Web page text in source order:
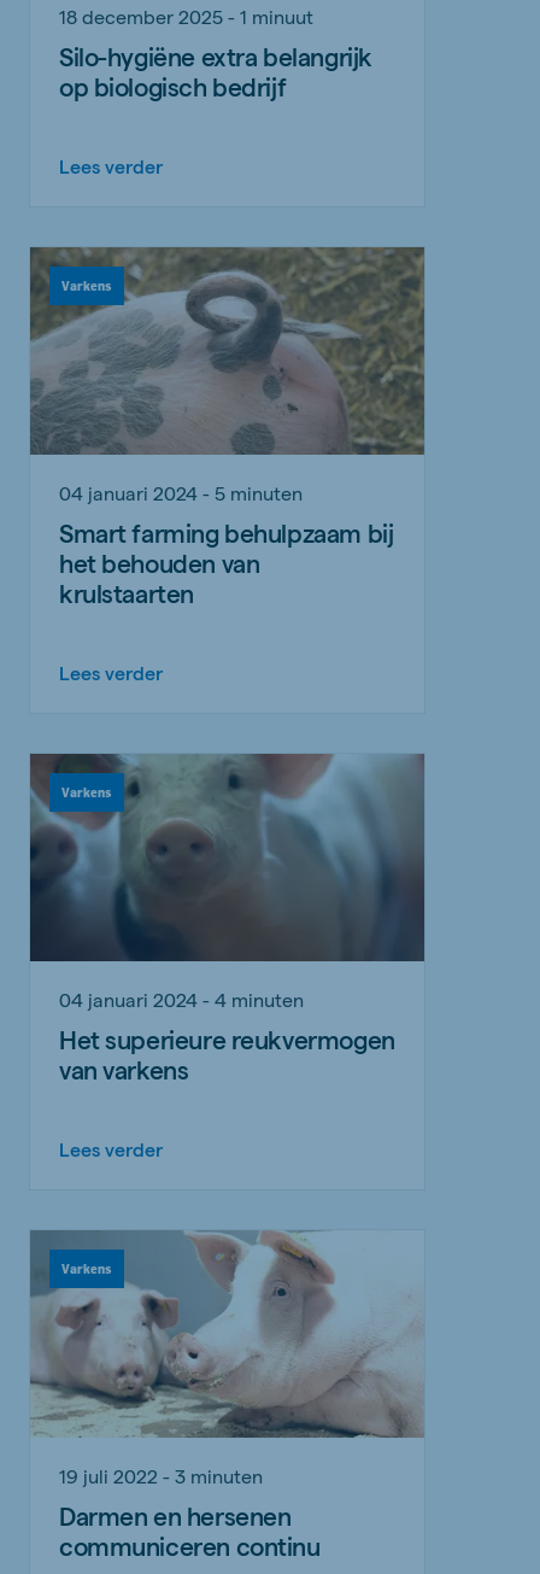
18 december 2025 - 1 minuut
Silo-hygiëne extra belangrijk
op biologisch bedrijf
Lees verder
Varkens
04 januari 2024 - 5 minuten
Smart farming behulpzaam bij
het behouden van
krulstaarten
Lees verder
Varkens
04 januari 2024 - 4 minuten
Het superieure reukvermogen
van varkens
Lees verder
Varkens
19 juli 2022 - 3 minuten
Darmen en hersenen
communiceren continu